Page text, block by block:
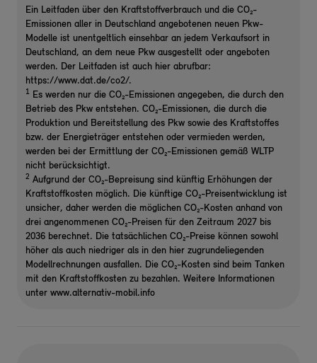
Ein Leitfaden über den Kraftstoffverbrauch und die CO₂-
Emissionen aller in Deutschland angebotenen neuen Pkw-
Modelle ist unentgeltlich einsehbar an jedem Verkaufsort in
Deutschland, an dem neue Pkw ausgestellt oder angeboten
werden. Der Leitfaden ist auch hier abrufbar:
https://www.dat.de/co2/.
1 Es werden nur die CO₂-Emissionen angegeben, die durch den
Betrieb des Pkw entstehen. CO₂-Emissionen, die durch die
Produktion und Bereitstellung des Pkw sowie des Kraftstoffes
bzw. der Energieträger entstehen oder vermieden werden,
werden bei der Ermittlung der CO₂-Emissionen gemäß WLTP
nicht berücksichtigt.
2 Aufgrund der CO₂-Bepreisung sind künftig Erhöhungen der
Kraftstoffkosten möglich. Die künftige CO₂-Preisentwicklung ist
unsicher, daher werden die möglichen CO₂-Kosten anhand von
drei angenommenen CO₂-Preisen für den Zeitraum 2027 bis
2036 berechnet. Die tatsächlichen CO₂-Preise können sowohl
höher als auch niedriger als in den hier zugrundeliegenden
Modellrechnungen ausfallen. Die CO₂-Kosten sind beim Tanken
mit den Kraftstoffkosten zu bezahlen. Weitere Informationen
unter www.alternativ-mobil.info